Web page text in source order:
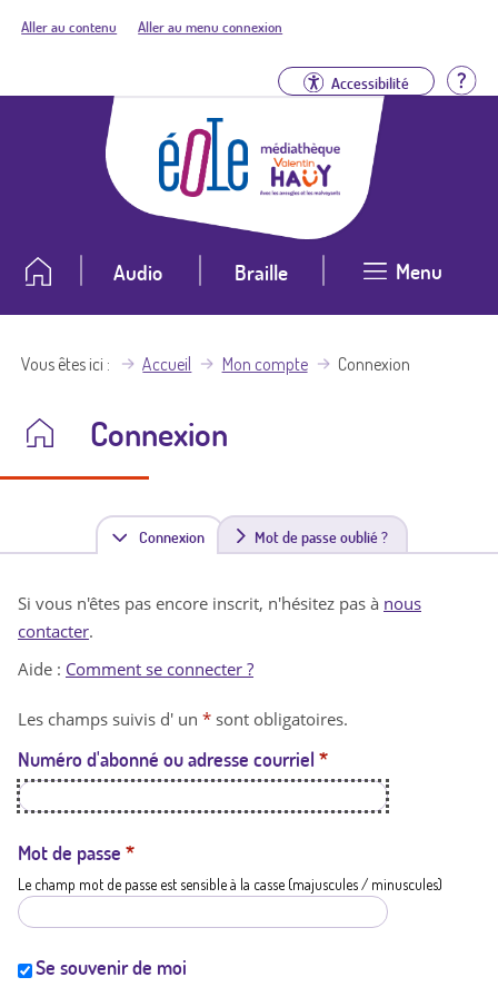
Aller au contenu Aller au menu connexion
Accessibilité
Audio Braille Menu
Vous êtes ici Accueil Mon compte Connexion
Connexion
Connexion(
n
t
a
t
i
Mot de passe oublié ?
Si vous n'êtes pas encore inscrit, n'hésitez pas à nous
contacter.
Aide : Comment se connecter ?
Les champs suivis d' un * sont obligatoires.
Numéro d'abonné ou adresse courriel *
Mot de passe *
Le champ mot de passe est sensible à la casse (majuscules / minuscules)
Se souvenir de moi